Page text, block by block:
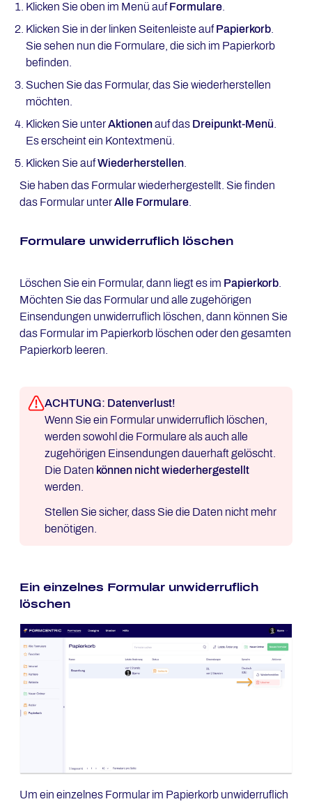
Klicken Sie oben im Menü aufFormulare.
Klicken Sie in der linken Seitenleiste aufPapierkorb.
Sie sehen nun die Formulare, die sich im Papierkorb
befinden.
Suchen Sie das Formular, das Sie wiederherstellen
möchten.
Klicken Sie unterAktionenauf das Dreipunkt-Menü
Es erscheint ein Kontextmenü.
Klicken Sie aufWiederherstellen.
Sie haben das Formular wiederhergestellt. Sie finden
das Formular unterAlle Formulare
Formulare unwiderruflich löschen
Löschen Sie ein Formular, dann liegt es im Papierkorb
Möchten Sie das Formular und alle zugehörigen
Einsendungen unwiderruflich löschen, dann können Sie
das Formular im Papierkorb löschen oder den gesamten
Papierkorb leeren.
ACHTUNG: Datenverlust!
Wenn Sie ein Formular unwiderruflich löschen,
werden sowohl die Formulare als auch alle
zugehörigen Einsendungen dauerhaft gelöscht.
Die Daten können nicht wiederhergestellt
werden.
Stellen Sie sicher, dass Sie die Daten nicht mehr
benötigen.
Ein einzelnes Formular unwiderruflich
löschen
Um ein einzelnes Formular im Papierkorb unwiderruflich